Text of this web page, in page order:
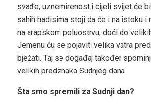
svađe, uznemirenost i cijeli svijet će
sahih hadisima stoji da će i na istoku i
na arapskom poluostrvu, doći do
Jemenu ću se pojaviti velika vatra
bježati. Taj se događaj također
velikih predznaka Sudnjeg dana.
Šta smo spremili za Sudnji dan?